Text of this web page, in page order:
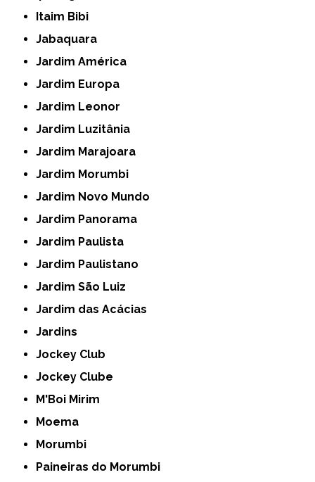
Itaim Bibi
Jabaquara
Jardim América
Jardim Europa
Jardim Leonor
Jardim Luzitânia
Jardim Marajoara
Jardim Morumbi
Jardim Novo Mundo
Jardim Panorama
Jardim Paulista
Jardim Paulistano
Jardim São Luiz
Jardim das Acácias
Jardins
Jockey Club
Jockey Clube
M'Boi Mirim
Moema
Morumbi
Paineiras do Morumbi